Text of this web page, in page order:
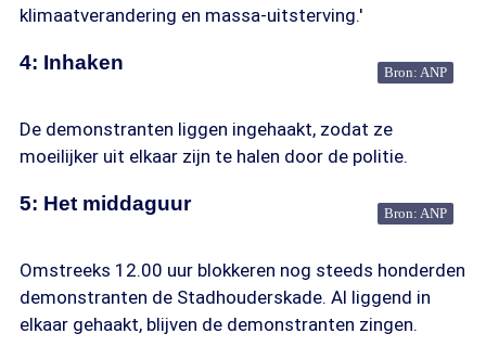
klimaatverandering en massa-uitsterving.'
4: Inhaken Bron: ANP
De demonstranten liggen ingehaakt, zodat ze
moeilijker uit elkaar zijn te halen door de politie.
5: Het middaguur Bron: ANP
Omstreeks 12.00 uur blokkeren nog steeds honderden
demonstranten de Stadhouderskade. Al liggend in
elkaar gehaakt, blijven de demonstranten zingen.